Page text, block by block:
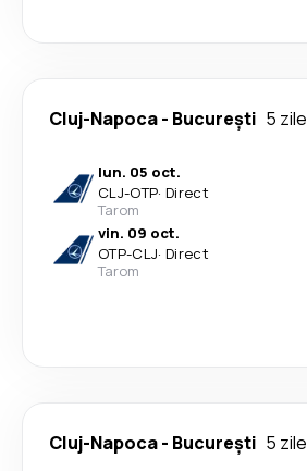
Cluj-Napoca- București 5 zile
lun. 05 oct.
CLJ-OTP· Direct
Tarom
vin. 09 oct.
OTP-CLJ· Direct
Tarom
Cluj-Napoca- București 5 zile